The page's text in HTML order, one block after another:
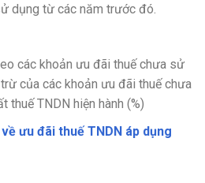
dụng từ các năm trước đó.
các khoản ưu đãi thuế chưa sử
của các khoản ưu đãi thuế chưa
TNDN hiện hành (%)
ưu đãi thuế TNDN áp dụng